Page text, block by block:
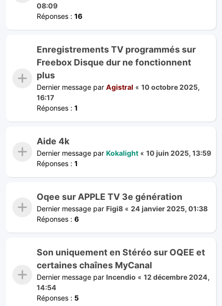
08:09
Réponses : 16
Enregistrements TV programmés sur
Freebox Disque dur ne fonctionnent
plus
Dernier message par Agistral « 10 octobre 2025,
16:17
Réponses : 1
Aide 4k
Dernier message par Kokalight « 10 juin 2025, 13:59
Réponses : 1
Oqee sur APPLE TV 3e génération
Dernier message par Figi8 « 24 janvier 2025, 01:38
Réponses : 6
Son uniquement en Stéréo sur OQEE et
certaines chaînes MyCanal
Dernier message par Incendio « 12 décembre 2024,
14:54
Réponses : 5